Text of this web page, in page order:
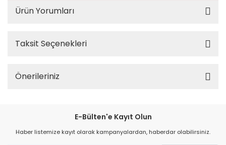
Ürün Yorumları
Taksit Seçenekleri
Önerileriniz
E-Bülten'e Kayıt Olun
Haber listemize kayıt olarak kampanyalardan, haberdar olabilirsiniz.